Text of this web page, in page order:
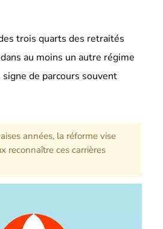
trois quarts des retraités
au moins un autre régime
de parcours souvent
années, la réforme vise
reconnaître ces carrières